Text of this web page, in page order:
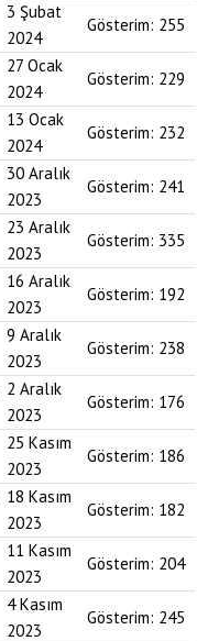
3 Şubat
2024
Gösterim: 255
27 Ocak
2024
Gösterim: 229
13 Ocak
2024
Gösterim: 232
30 Aralık
2023
Gösterim: 241
23 Aralık
2023
Gösterim: 335
16 Aralık
2023
Gösterim: 192
9 Aralık
2023
Gösterim: 238
2 Aralık
2023
Gösterim: 176
25 Kasım
2023
Gösterim: 186
18 Kasım
2023
Gösterim: 182
11 Kasım
2023
Gösterim: 204
4 Kasım
2023
Gösterim: 245